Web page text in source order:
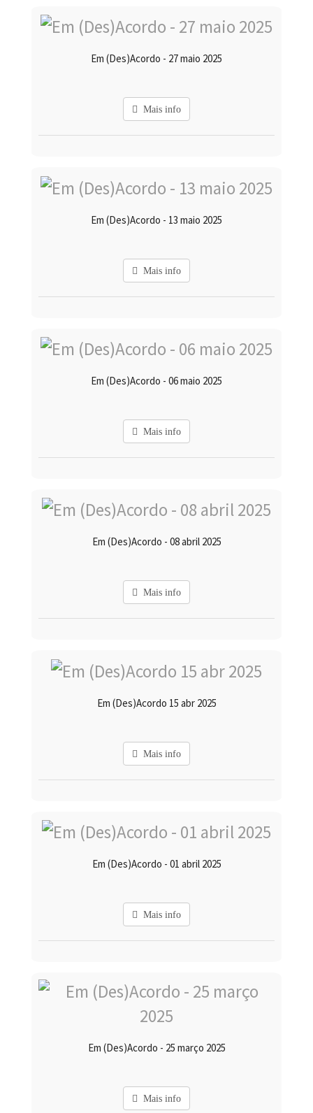
Em (Des)Acordo - 27 maio 2025
Mais info
Em (Des)Acordo - 13 maio 2025
Mais info
Em (Des)Acordo - 06 maio 2025
Mais info
Em (Des)Acordo - 08 abril 2025
Mais info
Em (Des)Acordo 15 abr 2025
Mais info
Em (Des)Acordo - 01 abril 2025
Mais info
Em (Des)Acordo - 25 março 2025
Mais info